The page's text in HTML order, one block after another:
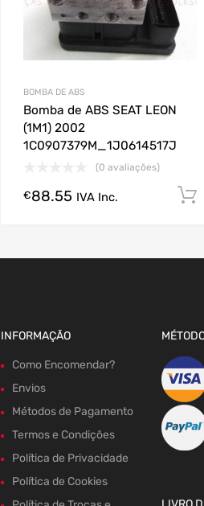
Comprar Agora!
BOMBA DE ABS
Bomba de ABS SEAT LEON
(1M1) 2002
1C0907379M_1J0614517J
(0 avaliações)
€88.55 IVA Inc.
INFORMAÇÃO
Como Encomendar?
Envios
Métodos de Pagamento
Termos e Condições
Política de Privacidade
Política de Cookies